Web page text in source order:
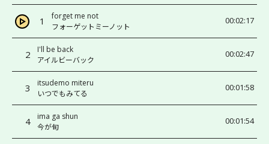
1
forget me not
フォーゲットミーノット
00:02:17
2
I'll be back
アイルビーバック
00:02:47
3
itsudemo miteru
いつでもみてる
00:01:58
4
ima ga shun
今が旬
00:01:54